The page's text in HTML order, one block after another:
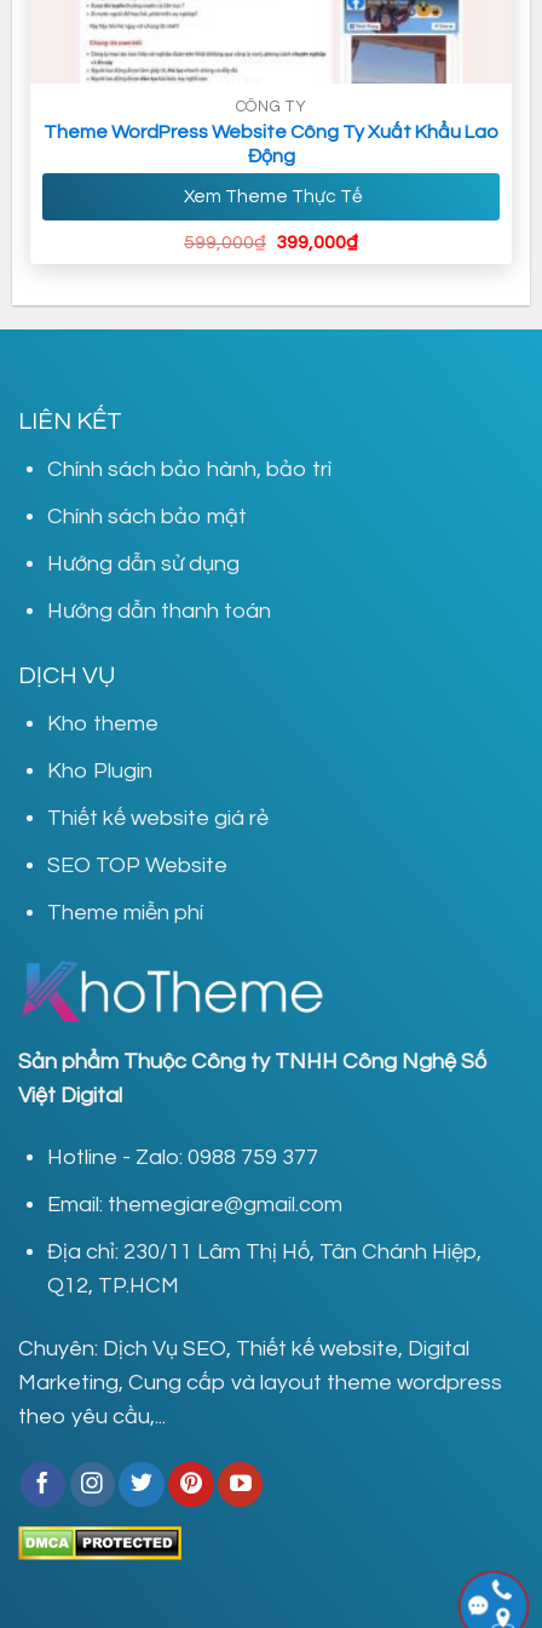
CÔNG TY
Theme WordPress Website Công Ty Xuất Khẩu Lao
Động
Xem Theme Thực Tế
599,000₫ Giá
399,000₫Giá
399,000₫.
LIÊN KẾT
Chính sách bảo hành, bảo trì
Chính sách bảo mật
Hướng dẫn sử dụng
Hướng dẫn thanh toán
DỊCH VỤ
Kho theme
Kho Plugin
Thiết kế website giá rẻ
SEO TOP Website
Theme miễn phí
Sản phẩm Thuộc Công ty TNHH Công Nghệ Số
Việt Digital
Hotline - Zalo: 0988 759 377
Email: themegiare@gmail.com
Địa chỉ: 230/11 Lâm Thị Hố, Tân Chánh Hiệp,
Q12, TP.HCM
Chuyên: Dịch Vụ SEO, Thiết kế website, Digital
Marketing, Cung cấp và layout theme wordpress
theo yêu cầu,...